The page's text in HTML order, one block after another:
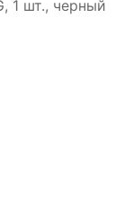
1 шт., черный